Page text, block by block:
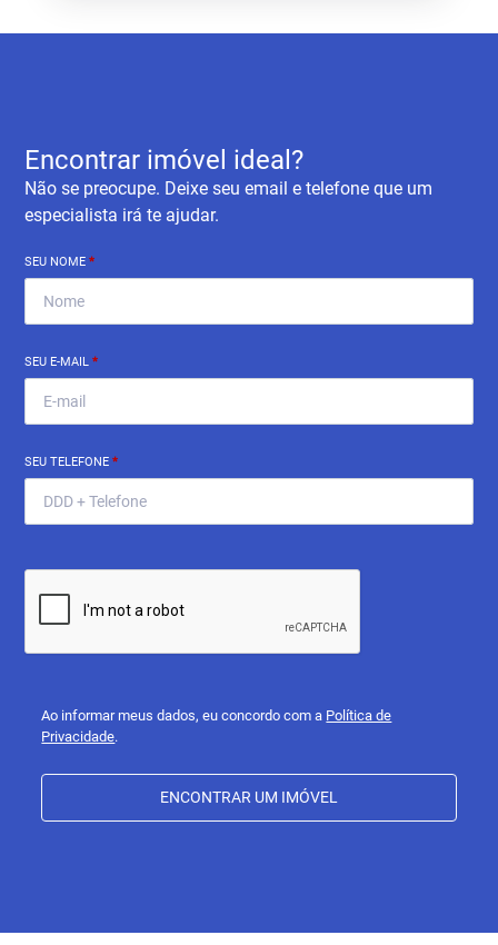
Encontrar imóvel ideal?
Não se preocupe. Deixe seu email e telefone que um
especialista irá te ajudar.
SEU NOME*
SEU E-MAIL*
SEU TELEFONE*
Ao informar meus dados, eu concordo com a Política de
Privacidade.
ENCONTRAR UM IMÓVEL